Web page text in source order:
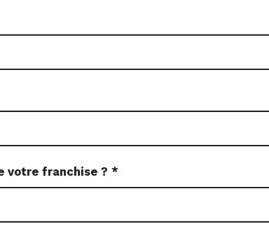
votre franchise ? *